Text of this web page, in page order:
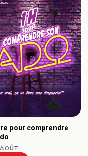
pour comprendre